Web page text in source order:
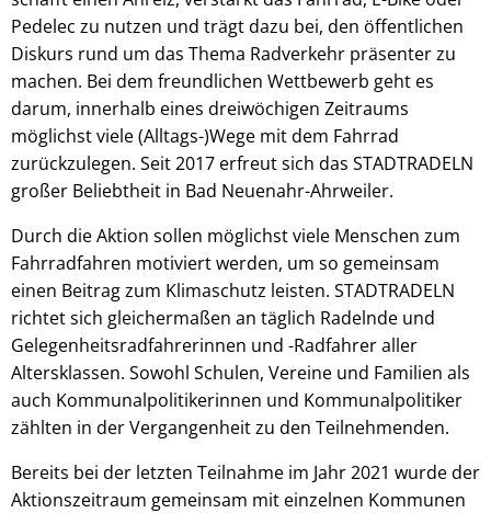
Pedelec zu nutzen und trägt dazu bei, den öffentlichen
Diskurs rund um das Thema Radverkehr präsenter zu
machen. Bei dem freundlichen Wettbewerb geht es
darum, innerhalb eines dreiwöchigen Zeitraums
möglichst viele (Alltags-)Wege mit dem Fahrrad
zurückzulegen. Seit 2017 erfreut sich das STADTRADELN
großer Beliebtheit in Bad Neuenahr-Ahrweiler.
Durch die Aktion sollen möglichst viele Menschen zum
Fahrradfahren motiviert werden, um so gemeinsam
einen Beitrag zum Klimaschutz leisten. STADTRADELN
richtet sich gleichermaßen an täglich Radelnde und
Gelegenheitsradfahrerinnen und -Radfahrer aller
Altersklassen. Sowohl Schulen, Vereine und Familien als
auch Kommunalpolitikerinnen und Kommunalpolitiker
zählten in der Vergangenheit zu den Teilnehmenden.
Bereits bei der letzten Teilnahme im Jahr 2021 wurde der
Aktionszeitraum gemeinsam mit einzelnen Kommunen